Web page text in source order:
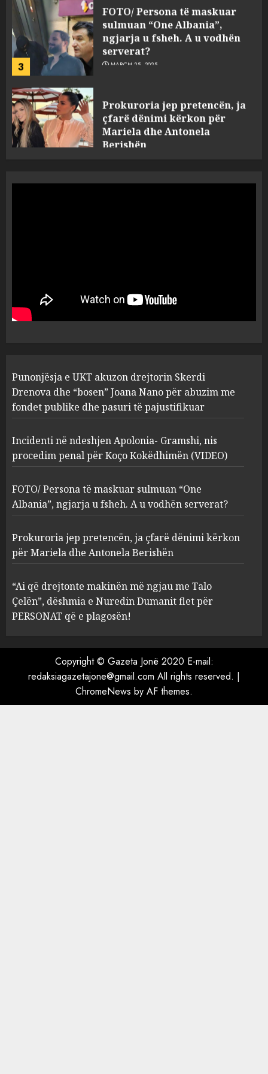
ngjarja u fsheh. A u vodhën
serverat?
MARCH 25, 2025
4
Mariela dhe Antonela
Berishën
MARCH 25, 2025
1
“bosen” Joana Nano për
abuzim me fondet publike dhe
pasuri të pajustifikuar
2
Apolonia- Gramshi, nis
procedim penal për Koço
Kokëdhimën (VIDEO)
MARCH 27, 2025
3
FOTO/ Persona të maskuar
sulmuan “One Albania”,
ngjarja u fsheh. A u vodhën
serverat?
MARCH 25, 2025
4
Prokuroria jep pretencën, ja
çfarë dënimi kërkon për
Berishën
MARCH 25, 2025
ngjau me Talo Çelën”,
dëshmia e Nuredin Dumanit
flet për PERSONAT që e
plagosën!
Punonjësja e UKT akuzon drejtorin Skerdi
Drenova dhe “bosen” Joana Nano për abuzim me
fondet publike dhe pasuri të pajustifikuar
Incidenti në ndeshjen Apolonia- Gramshi, nis
procedim penal për Koço Kokëdhimën (VIDEO)
FOTO/ Persona të maskuar sulmuan “One
Albania”, ngjarja u fsheh. A u vodhën serverat?
Prokuroria jep pretencën, ja çfarë dënimi kërkon
për Mariela dhe Antonela Berishën
“Ai që drejtonte makinën më ngjau me Talo
Çelën”, dëshmia e Nuredin Dumanit flet për
PERSONAT që e plagosën!
Copyright © Gazeta Jonë 2020 E-mail:
redaksiagazetajone@gmail.com All rights reserved. |
ChromeNews by AF themes.